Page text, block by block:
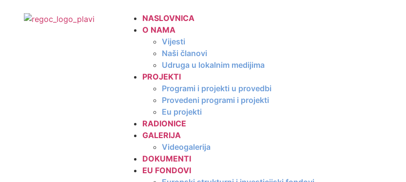
NASLOVNICA
O NAMA
Vijesti
Naši članovi
Udruga u lokalnim medijima
PROJEKTI
Programi i projekti u provedbi
Provedeni programi i projekti
Eu projekti
RADIONICE
GALERIJA
Videogalerija
DOKUMENTI
EU FONDOVI